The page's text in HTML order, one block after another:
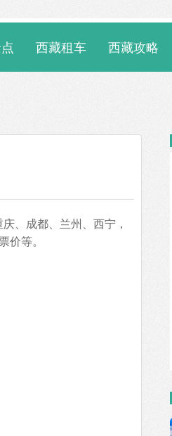
西藏租车 西藏攻略
、成都、兰州、西宁，
等。